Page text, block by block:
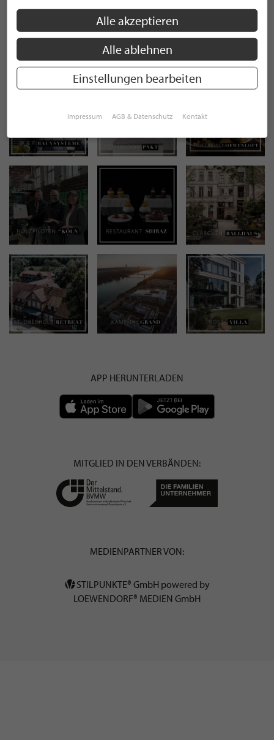
STILPUNKTE AUF
INSTAGRAM
APP HERUNTERLADEN
MITGLIED IN DEN VERBÄNDEN:
MEDIENPARTNER VON:
STILPUNKTE® GmbH powered by
LOEWENDORF® MEDIEN GmbH
Alle akzeptieren
Alle ablehnen
Einstellungen bearbeiten
Impressum AGB & Datenschutz Kontakt